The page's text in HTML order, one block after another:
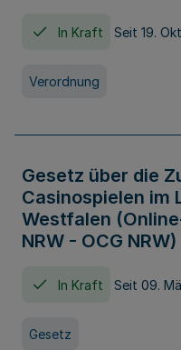
In Kraft Seit 19.
Verordnung
Gesetz über die
Casinospielen im
Westfalen
NRW - OCG NRW)
In Kraft Seit 09.
Gesetz